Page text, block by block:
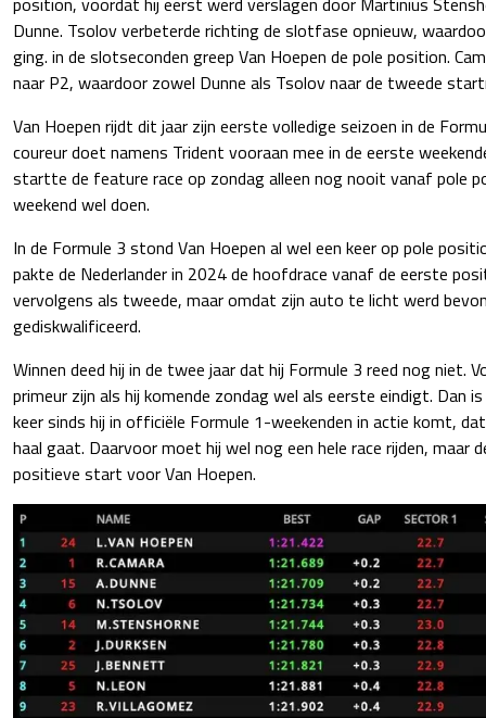
Dunne. Tsolov verbeterde richting de slotfase opnieuw,
ging. in de slotseconden greep Van Hoepen de pole position.
naar P2, waardoor zowel Dunne als Tsolov naar de tweede
Van Hoepen rijdt dit jaar zijn eerste volledige seizoen in de
coureur doet namens Trident vooraan mee in de eerste
startte de feature race op zondag alleen nog nooit vanaf pole
weekend wel doen.
In de Formule 3 stond Van Hoepen al wel een keer op pole
pakte de Nederlander in 2024 de hoofdrace vanaf de eerste
vervolgens als tweede, maar omdat zijn auto te licht werd
gediskwalificeerd.
Winnen deed hij in de twee jaar dat hij Formule 3 reed nog niet.
primeur zijn als hij komende zondag wel als eerste eindigt. Dan
keer sinds hij in officiële Formule 1-weekenden in actie komt,
haal gaat. Daarvoor moet hij wel nog een hele race rijden, maar
positieve start voor Van Hoepen.